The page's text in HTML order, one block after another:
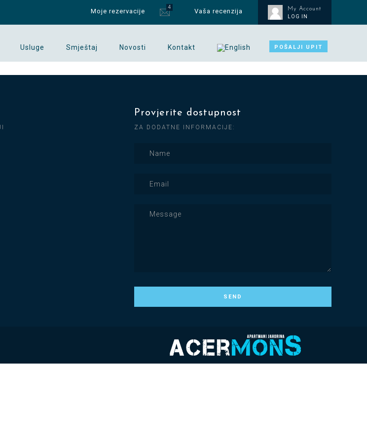
Moje rezervacije
4
Vaša recenzija My Account
LOG IN
Usluge Smještaj Novosti Kontakt POŠALJI UPIT
Provjerite dostupnost
ZA DODATNE INFORMACIJE: